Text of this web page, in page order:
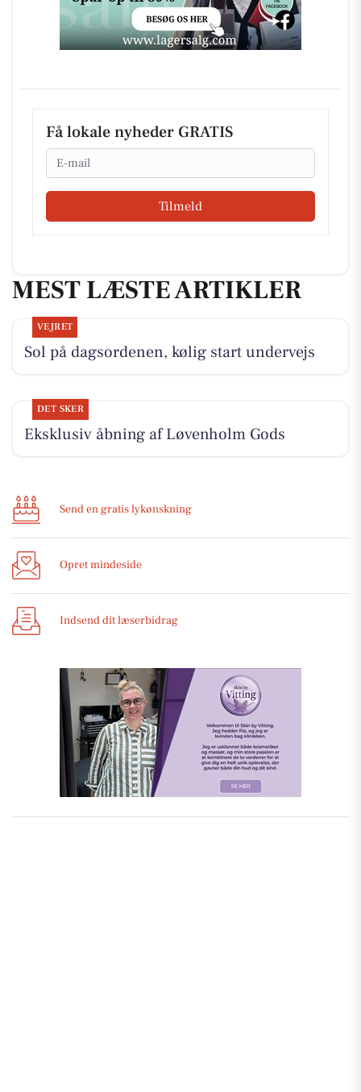
Få lokale nyheder GRATIS
Email
Tilmeld
MEST LÆSTE ARTIKLER
VEJRET
Sol på dagsordenen, kølig start undervejs
DET SKER
Eksklusiv åbning af Løvenholm Gods
Send en gratis lykønskning
Opret mindeside
Indsend dit læserbidrag